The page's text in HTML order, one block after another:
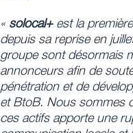
« solocal+ est la
depuis sa reprise en
groupe sont désormais
annonceurs afin de
pénétration et de
et BtoB. Nous sommes
ces actifs apporte une